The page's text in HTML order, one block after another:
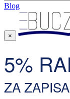
Blog
×
5%
ZA